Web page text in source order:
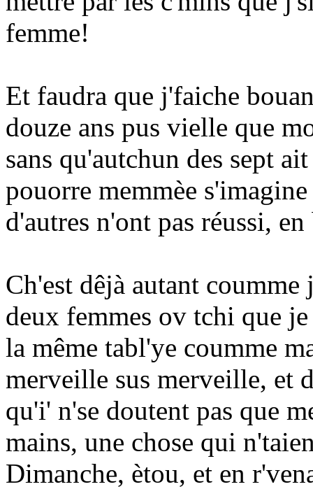
femme!
Et faudra que j'faiche
douze ans pus vielle que
sans qu'autchun des sept
pouorre memmèe
d'autres n'ont pas réussi,
Ch'est dêjà autant
deux femmes ov tchi que
la même tabl'ye coumme
merveille sus merveille, et
qu'i' n'se doutent pas que
mains, une chose qui
Dimanche, ètou, et en